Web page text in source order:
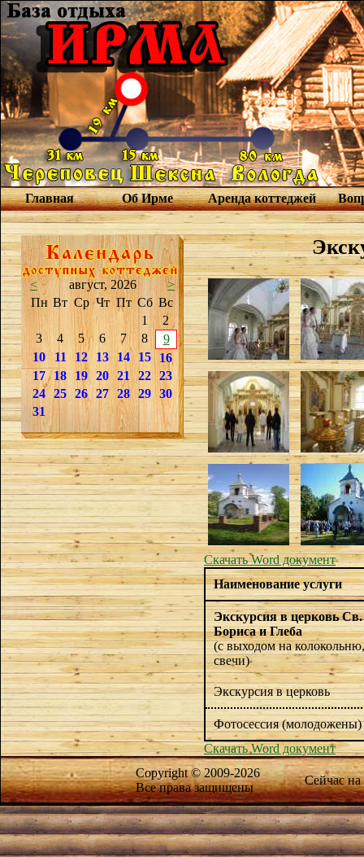
Главная Об Ирме Аренда коттеджей
< август, 2026
>
Пн Вт Ср Чт Пт Сб Вс
1
2
3
4 5 6 7 8
9
10
11 12 13 14 15
16
17
18 19 20 21 22 23
24 25 26 27 28 29 30
31
Скачать Word документ
Наименование услуги
Экскурсия в церковь Св.
Бориса и Глеба
(с выходом на колокольню,
свечи)
Экскурсия в церковь
Фотосессия (молодожены)
Скачать Word документ
Copyright © 2009-2026
Все права защищены
Сейчас